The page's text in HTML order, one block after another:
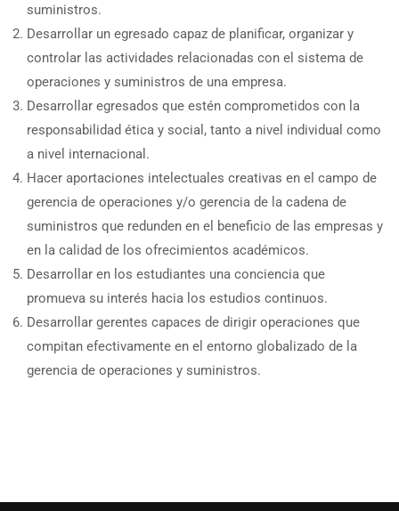
suministros.
Desarrollar un egresado capaz de planificar, organizar y
controlar las actividades relacionadas con el sistema de
operaciones y suministros de una empresa.
Desarrollar egresados que estén comprometidos con la
responsabilidad ética y social, tanto a nivel individual como
a nivel internacional.
Hacer aportaciones intelectuales creativas en el campo de
gerencia de operaciones y/o gerencia de la cadena de
suministros que redunden en el beneficio de las empresas y
en la calidad de los ofrecimientos académicos.
Desarrollar en los estudiantes una conciencia que
promueva su interés hacia los estudios continuos.
Desarrollar gerentes capaces de dirigir operaciones que
compitan efectivamente en el entorno globalizado de la
gerencia de operaciones y suministros.